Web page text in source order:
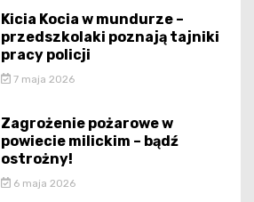
Kicia Kocia w mundurze –
przedszkolaki poznają tajniki
pracy policji
7 maja 2026
Zagrożenie pożarowe w
powiecie milickim – bądź
ostrożny!
6 maja 2026